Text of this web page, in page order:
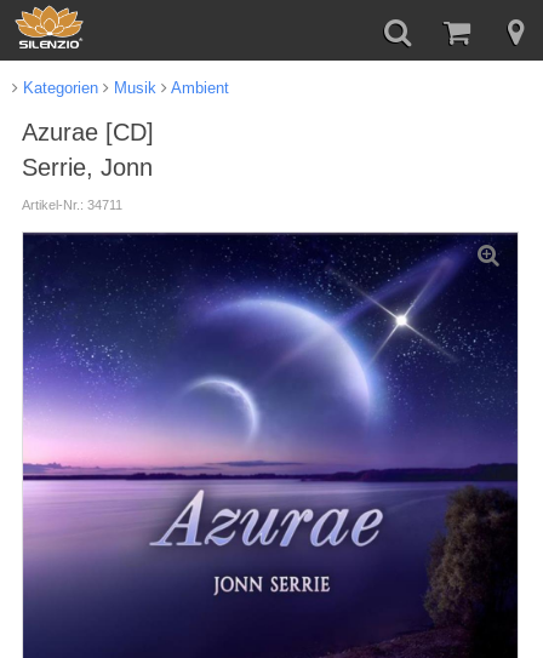
Kategorien Musik Ambient
Azurae [CD]
Serrie, Jonn
Artikel-Nr.: 34711